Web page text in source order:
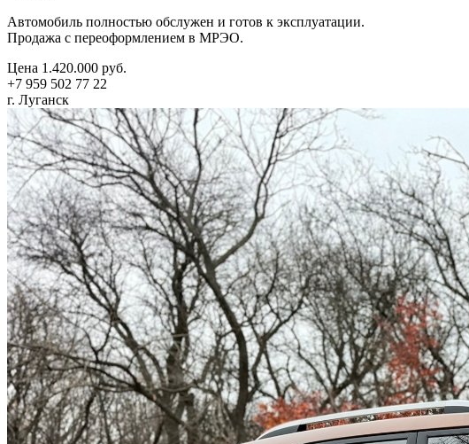
Автомобиль полностью обслужен и готов к эксплуатации.
Продажа с переоформлением в МРЭО.
Цена 1.420.000 руб.
+7 959 502 77 22
г. Луганск